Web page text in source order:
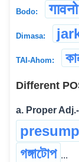
Bodo: गावनो
Dimasa:
TAI-Ahom:
Different
a. Proper
গঙ্গাটোপ ...